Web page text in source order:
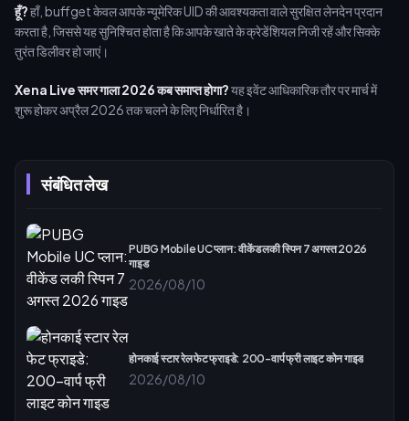
संबंधित लेख
PUBG Mobile UC प्लान: वीकेंड लकी स्पिन 7 अगस्त 2026
गाइड
2026/08/10
होनकाई स्टार रेल फेट फ्राइडे: 200-वार्प फ्री लाइट कोन गाइड
2026/08/10
हूँ?हाँ, buffget केवल आपके न्यूमेरिक UID की आवश्यकता वाले सुरक्षित लेनदेन प्रदान
करता है, जिससे यह सुनिश्चित होता है कि आपके खाते के क्रेडेंशियल निजी रहें और सिक्के
तुरंत डिलीवर हो जाएं।
Xena Live समर गाला 2026 कब समाप्त होगा?यह इवेंट आधिकारिक तौर पर मार्च में
शुरू होकर अप्रैल 2026 तक चलने के लिए निर्धारित है।